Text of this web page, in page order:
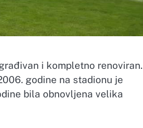
i kompletno renoviran.
godine na stadionu je
bila obnovljena velika